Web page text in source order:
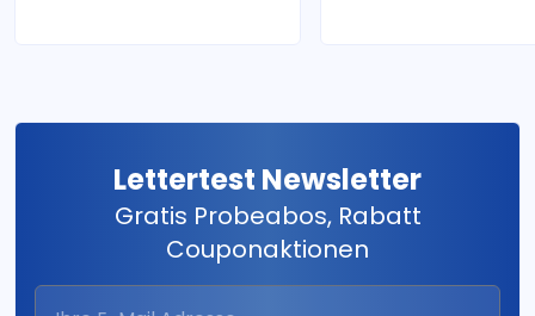
Lettertest Newsletter
Gratis Probeabos, Rabatt
Couponaktionen